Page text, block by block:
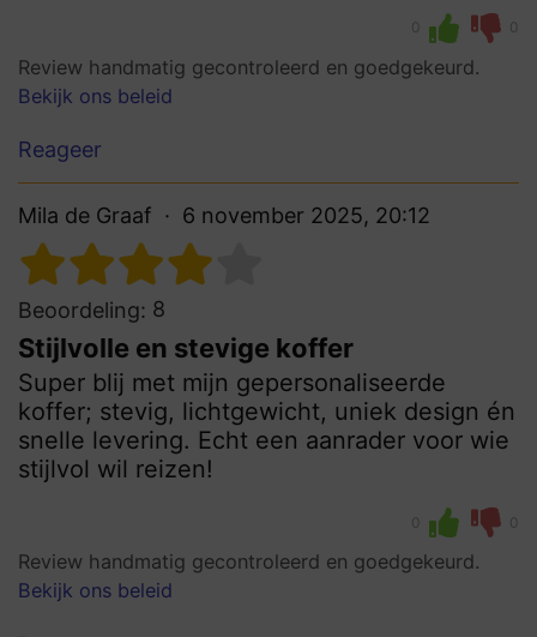
0 0
Review handmatig gecontroleerd en goedgekeurd.
Bekijk ons beleid
Reageer
Mila de Graaf 6 november 2025, 20:12
Beoordeling: 8
Stijlvolle en stevige koffer
Super blij met mijn gepersonaliseerde
koffer; stevig, lichtgewicht, uniek design én
snelle levering. Echt een aanrader voor wie
stijlvol wil reizen!
0 0
Review handmatig gecontroleerd en goedgekeurd.
Bekijk ons beleid